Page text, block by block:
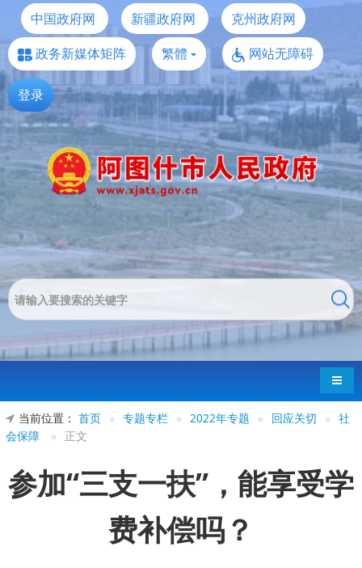
中国政府网 新疆政府网
克州政府网
政务新媒体矩阵
繁體 网站无障碍
登录
导航
当前位置： 首页 » 专题专栏 » 2022年专题 » 回应关切 » 社
会保障
» 正文
参加“三支一扶”，能享受学
费补偿吗？